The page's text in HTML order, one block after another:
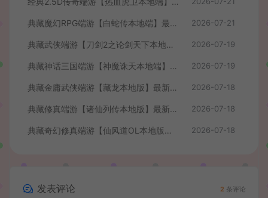
典藏魔幻RPG端游【白蛇传本地端】最新整理Win系服务端+PC客户端+GM工具+详细搭建教程 2026-07-21
典藏武侠端游【刀剑2之论剑天下本地端】最新整理Win系服务端+PC客户端+GM工具+详细搭建教程 2026-07-19
典藏神话三国端游【神魔诛天本地端】最新整理Win系服务端+PC客户端+货币修改教程+详细搭建教程 2026-07-19
典藏金庸武侠端游【藏龙本地版】最新整理Win系服务端+PC客户端+GM工具+详细搭建教程 2026-07-18
典藏修真端游【诸仙列传本地版】最新整理Win系服务端+PC客户端+GM工具+详细搭建教程 2026-07-18
典藏奇幻修真端游【仙风道OL本地版】最新整理Win系服务端+PC客户端+GM工具+详细搭建教程 2026-07-18
发表评论 2 条评论